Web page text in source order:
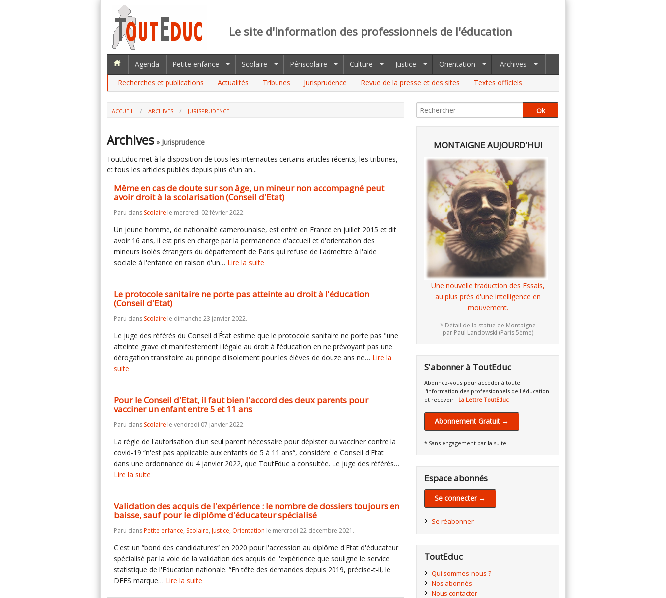
Le site d'information des professionnels de l'éducation
Agenda Petite enfance Scolaire Périscolaire Culture Justice Orientation
Archives
Recherches et publications
Actualités Tribunes Jurisprudence Revue de la presse et des sites Textes officiels
ACCUEIL ARCHIVES JURISPRUDENCE
Archives » Jurisprudence
ToutEduc met à la disposition de tous les internautes certains articles récents, les tribunes,
et tous les articles publiés depuis plus d'un an...
Même en cas de doute sur son âge, un mineur non accompagné peut
avoir droit à la scolarisation (Conseil d'Etat)
Paru dans Scolaire le mercredi 02 février 2022.
Un jeune homme, de nationalité camerounaise, est entré en France en juillet 2015 et dit
avoir 16 ans, il est pris en charge par la permanence d'accueil et d'orientation des
mineurs isolés étrangers du département de Paris qui refuse de l'admettre à l'aide
sociale à l'enfance en raison d'un… Lire la suite
Le protocole sanitaire ne porte pas atteinte au droit à l'éducation
(Conseil d'Etat)
Paru dans Scolaire le dimanche 23 janvier 2022.
Le juge des référés du Conseil d'État estime que le protocole sanitaire ne porte pas "une
atteinte grave et manifestement illégale au droit à l'éducation en ne prévoyant pas une
dérogation transitoire au principe d'isolement pour les élèves de douze ans ne… Lire la
suite
Pour le Conseil d'Etat, il faut bien l'accord des deux parents pour
vacciner un enfant entre 5 et 11 ans
Paru dans Scolaire le vendredi 07 janvier 2022.
La règle de l'autorisation d'un seul parent nécessaire pour dépister ou vacciner contre la
covid-19 “n'est pas applicable aux enfants de 5 à 11 ans“, considère le Conseil d'Etat
dans une ordonnance du 4 janvier 2022, que ToutEduc a consultée. Le juge des référés…
Lire la suite
Validation des acquis de l'expérience : le nombre de dossiers toujours en
baisse, sauf pour le diplôme d'éducateur spécialisé
Paru dansPetite enfance, Scolaire, Justice, Orientation le mercredi 22 décembre 2021.
C'est un “bond des candidatures“ en 2020 pour l'accession au diplôme d'Etat d'éducateur
spécialisé par la voie de la validation des acquis de l'expérience que souligne le service
statistique de l'Education nationale. “En tête des demandes depuis 2019, précise-t-il, le
DEES marque… Lire la suite
MONTAIGNE AUJOURD'HUI
Une nouvelle traduction des Essais,
au plus près d'une intelligence en
mouvement.
* Détail de la statue de Montaigne
par Paul Landowski (Paris 5ème)
S'abonner à ToutEduc
Abonnez-vous pour accéder à toute
l'information des professionnels de l'éducation
et recevoir : La Lettre ToutEduc
Abonnement Gratuit →
* Sans engagement par la suite.
Espace abonnés
Se connecter →
Se réabonner
ToutEduc
Qui sommes-nous ?
Nos abonnés
Nous contacter